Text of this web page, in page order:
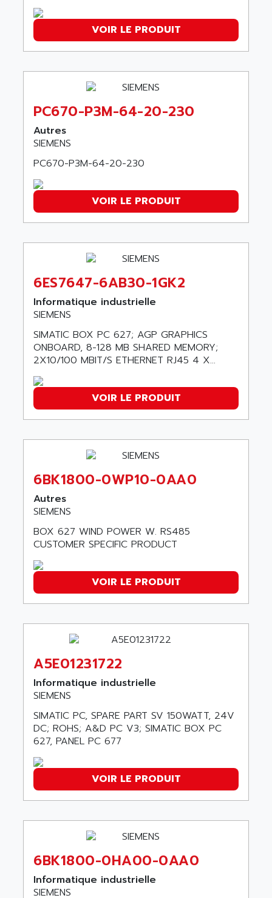
AB2
TC2000
MOVITRON
SMC100
690 SERIE
ECODRIVE
CHARGEUR
NUM 720
SINUMERIK 802
BUC
PANELVIEW 550
AXODYN
SMD
8200 VECTOR
GP2000 SERIE
C50
NUMECOR
MINICOR
DBS
ESG
TP27
MOVIDRIVE
MDS
COMBIVERT
COMBIVERT S4
TI-305
DIAS
SMTBSI
MP
SIMATIC PC
DPH
STATOVAR
UCD
SINUMERIK 820
ALIMENTATION
IRT
SIMATIC S5-95F
NUM 1040
AMERICAN SIGMA
AMERICAN STD INC
AMETHERM
AMI SEMICONDUCTOR
AMK
AMKASYN
AMP DISPLAY
AMPEREX
AMPHENOL
AMPLICON
AMRI-KSB
AMSAMOTION
AMTE
ANAHEIM AUTOMATION
ANALOG
ANALOGIC
ANATEL
ANCA
ANDERS ELECTRONICS
ANDERSON-NEGELE
ANDRON
ANILAM
ANIME
ANIOS
ANKAM
ANKER
ANRITSU
ANS
ANSELL
ANSYCO
ANTEC
ANTEK INSTRUMENTS
ANUVA TECHNOLOGIES
ANYBUS
AOIP
VOIR LE PRODUIT
PC670-P3M-64-20-230
Autres
SIEMENS
PC670-P3M-64-20-230
VOIR LE PRODUIT
6ES7647-6AB30-1GK2
Informatique industrielle
SIEMENS
SIMATIC BOX PC 627; AGP GRAPHICS
ONBOARD, 8-128 MB SHARED MEMORY;
2X10/100 MBIT/S ETHERNET RJ45 4 X...
VOIR LE PRODUIT
6BK1800-0WP10-0AA0
Autres
SIEMENS
BOX 627 WIND POWER W. RS485
CUSTOMER SPECIFIC PRODUCT
VOIR LE PRODUIT
A5E01231722
Informatique industrielle
SIEMENS
SIMATIC PC, SPARE PART SV 150WATT, 24V
DC; ROHS; A&D PC V3; SIMATIC BOX PC
627, PANEL PC 677
VOIR LE PRODUIT
6BK1800-0HA00-0AA0
Informatique industrielle
SIEMENS